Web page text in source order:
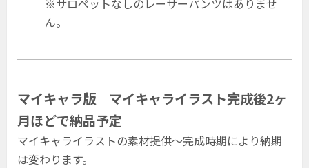
※サロペットなしのレーサーパンツはありませ
ん。
マイキャラ版 マイキャライラスト完成後2ヶ
月ほどで納品予定
マイキャライラストの素材提供〜完成時期により納期
は変わります。